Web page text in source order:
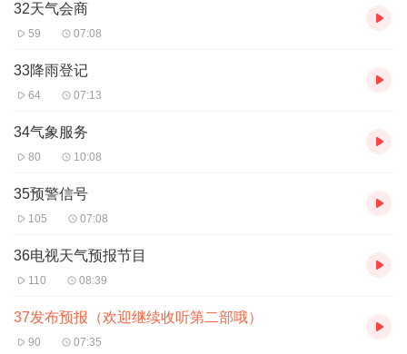
32天气会商
59 07:08
33降雨登记
64 07:13
34气象服务
80 10:08
35预警信号
105 07:08
36电视天气预报节目
110 08:39
37发布预报（欢迎继续收听第二部哦）
90 07:35